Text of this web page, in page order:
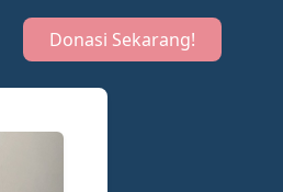
Donasi Sekarang!